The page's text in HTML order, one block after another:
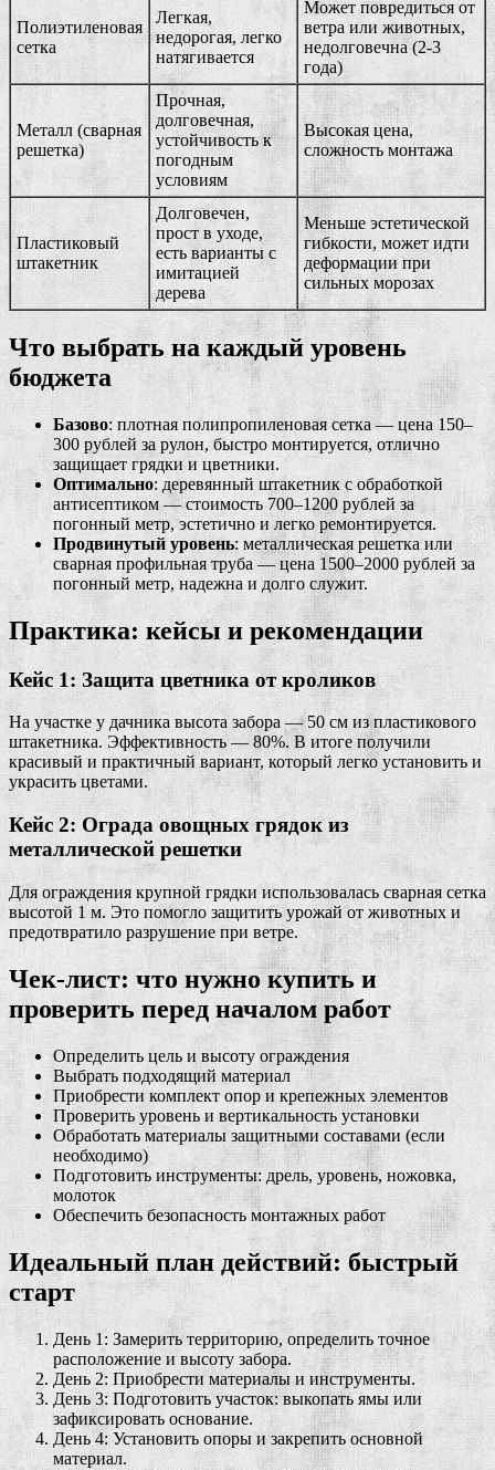
Полиэтиленовая
сетка
Легкая,
недорогая, легко
натягивается
Может повредиться от
ветра или животных,
недолговечна (2-3
года)
Металл (сварная
решетка)
Прочная,
долговечная,
устойчивость к
погодным
условиям
Высокая цена,
сложность монтажа
Пластиковый
штакетник
Долговечен,
прост в уходе,
есть варианты с
имитацией
дерева
Меньше эстетической
гибкости, может идти
деформации при
сильных морозах
Что выбрать на каждый уровень
бюджета
Базово: плотная полипропиленовая сетка — цена 150–
300 рублей за рулон, быстро монтируется, отлично
защищает грядки и цветники.
Оптимально: деревянный штакетник с обработкой
антисептиком — стоимость 700–1200 рублей за
погонный метр, эстетично и легко ремонтируется.
Продвинутый уровень: металлическая решетка или
сварная профильная труба — цена 1500–2000 рублей за
погонный метр, надежна и долго служит.
Практика: кейсы и рекомендации
Кейс 1: Защита цветника от кроликов
На участке у дачника высота забора — 50 см из пластикового
штакетника. Эффективность — 80%. В итоге получили
красивый и практичный вариант, который легко установить и
украсить цветами.
Кейс 2: Ограда овощных грядок из
металлической решетки
Для ограждения крупной грядки использовалась сварная сетка
высотой 1 м. Это помогло защитить урожай от животных и
предотвратило разрушение при ветре.
Чек-лист: что нужно купить и
проверить перед началом работ
Определить цель и высоту ограждения
Выбрать подходящий материал
Приобрести комплект опор и крепежных элементов
Проверить уровень и вертикальность установки
Обработать материалы защитными составами (если
необходимо)
Подготовить инструменты: дрель, уровень, ножовка,
молоток
Обеспечить безопасность монтажных работ
Идеальный план действий: быстрый
старт
День 1: Замерить территорию, определить точное
расположение и высоту забора.
День 2: Приобрести материалы и инструменты.
День 3: Подготовить участок: выкопать ямы или
зафиксировать основание.
День 4: Установить опоры и закрепить основной
материал.